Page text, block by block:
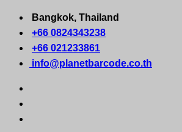
Skip
content
Bangkok, Thailand
+66 0824343238
+66 021233861
info@planetbarcode.co.th